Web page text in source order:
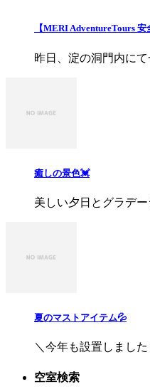
【MERI AdventureTours 安
昨日、淀の洞門内に
癒しの景色💓
美しい夕日とグラデ
夏のマストアイテム💦
＼今年も設置しまし
空室検索